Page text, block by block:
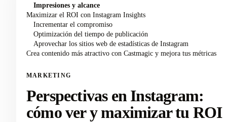
Impresiones y alcance
Maximizar el ROI con Instagram Insights
Incrementar el compromiso
Optimización del tiempo de publicación
Aprovechar los sitios web de estadísticas de Instagram
Crea contenido más atractivo con Castmagic y mejora tus métricas
MARKETING
Perspectivas en Instagram:
cómo ver y maximizar tu ROI